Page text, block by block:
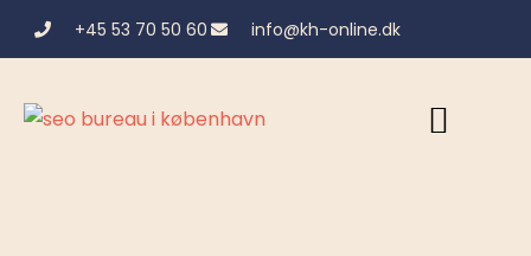
+45 53 70 50 60 info@kh-online.dk